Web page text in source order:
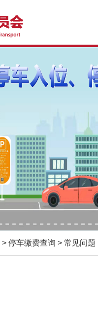
> 停车缴费查询 > 常见问题